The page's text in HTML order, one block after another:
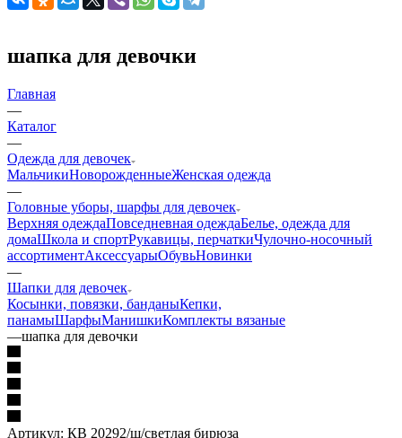
шапка для девочки
Главная
—
Каталог
—
Одежда для девочек
МальчикиНоворожденныеЖенская одежда
—
Головные уборы, шарфы для девочек
Верхняя одеждаПовседневная одеждаБелье, одежда для
домаШкола и спортРукавицы, перчаткиЧулочно-носочный
ассортиментАксессуарыОбувьНовинки
—
Шапки для девочек
Косынки, повязки, банданыКепки,
панамыШарфыМанишкиКомплекты вязаные
—шапка для девочки
Артикул: КВ 20292/ш/светлая бирюза